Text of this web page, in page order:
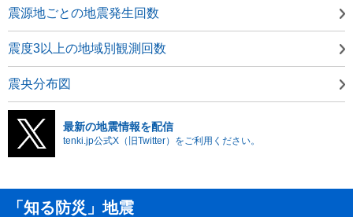
震源地ごとの地震発生回数
震度3以上の地域別観測回数
震央分布図
最新の地震情報を配信
tenki.jp公式X（旧Twitter）をご利用ください。
「知る防災」地震